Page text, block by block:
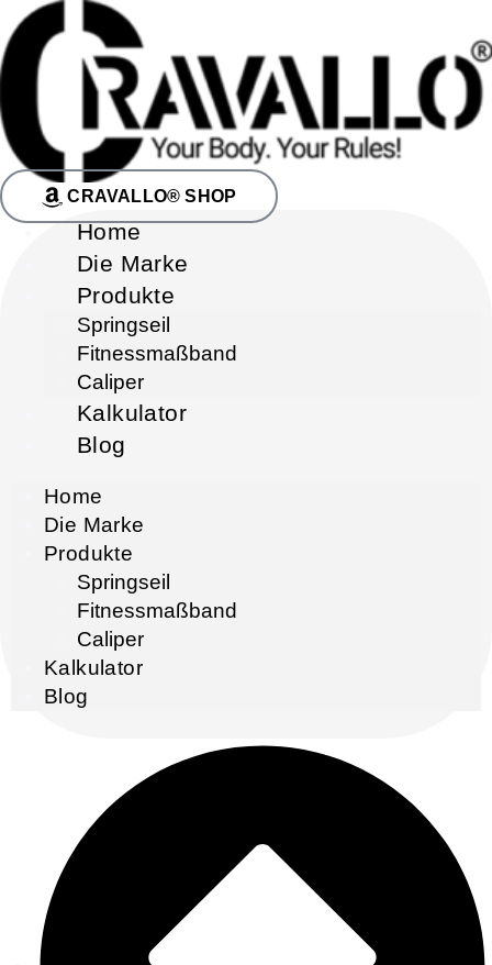
CRAVALLO® SHOP
Home
Die Marke
Produkte
Springseil
Fitnessmaßband
Caliper
Kalkulator
Blog
Home
Die Marke
Produkte
Springseil
Fitnessmaßband
Caliper
Kalkulator
Blog